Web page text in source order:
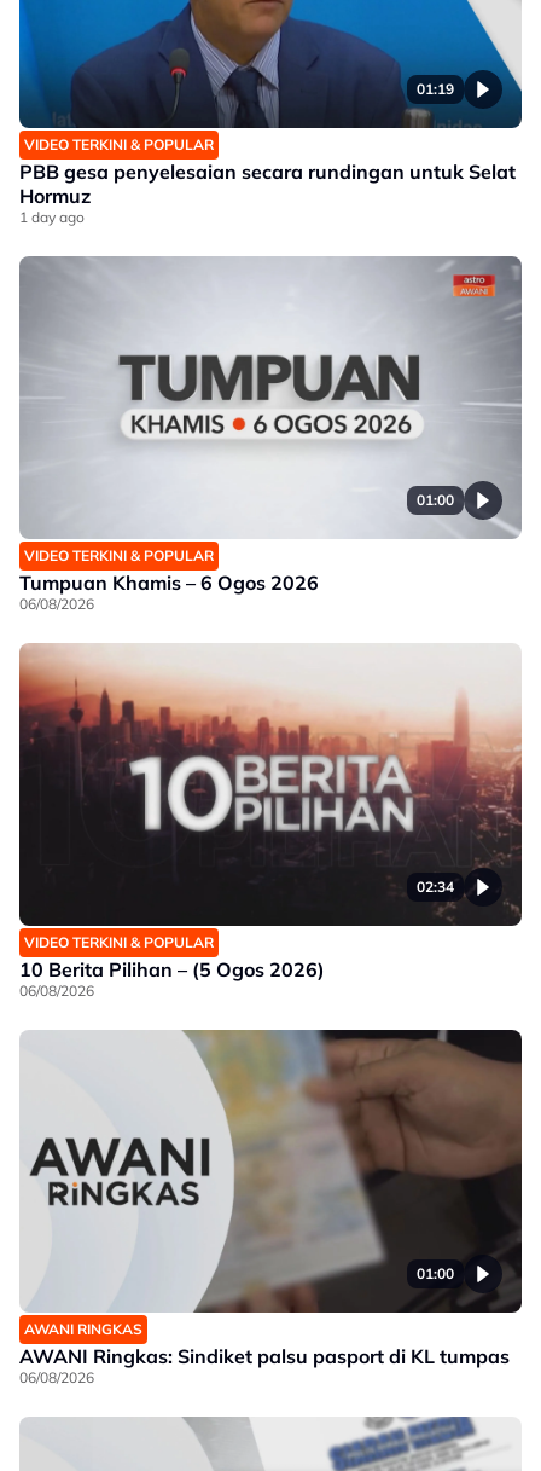
01:19
VIDEO TERKINI & POPULAR
PBB gesa penyelesaian secara rundingan untuk Selat
Hormuz
1 day ago
01:00
VIDEO TERKINI & POPULAR
Tumpuan Khamis – 6 Ogos 2026
06/08/2026
02:34
VIDEO TERKINI & POPULAR
10 Berita Pilihan – (5 Ogos 2026)
06/08/2026
01:00
AWANI RINGKAS
AWANI Ringkas: Sindiket palsu pasport di KL tumpas
06/08/2026